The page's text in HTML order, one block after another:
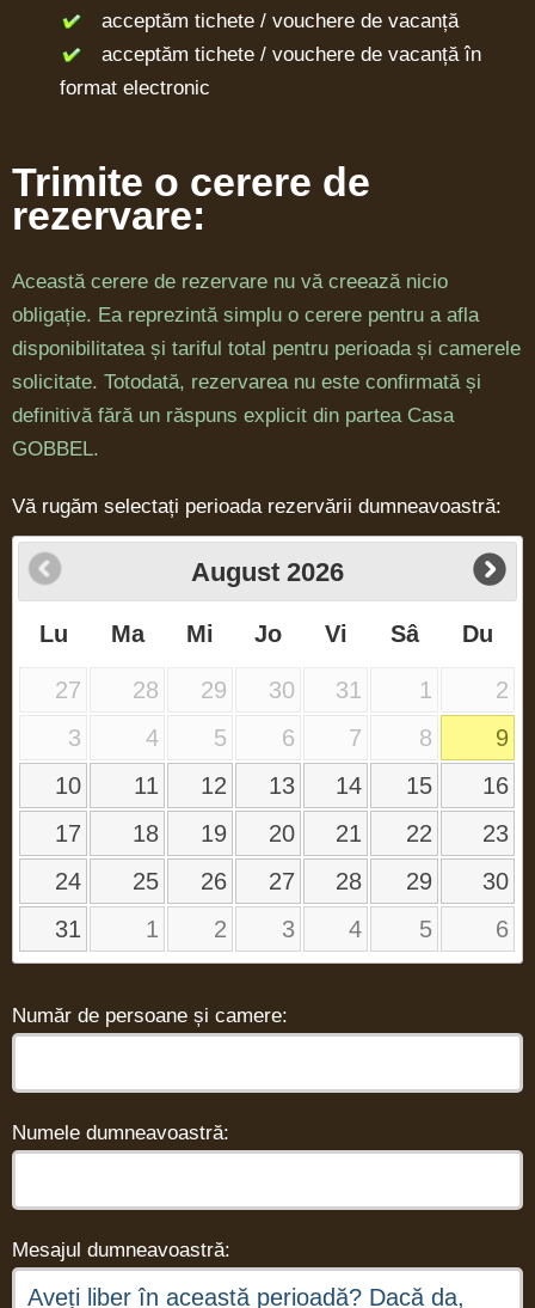
acceptăm tichete / vouchere de vacanță
acceptăm tichete / vouchere de vacanță în
format electronic
Trimite o cerere de
rezervare:
Această cerere de rezervare nu vă creează nicio
obligație. Ea reprezintă simplu o cerere pentru a afla
disponibilitatea și tariful total pentru perioada și camerele
solicitate. Totodată, rezervarea nu este confirmată și
definitivă fără un răspuns explicit din partea Casa
GOBBEL.
Vă rugăm selectați perioada rezervării dumneavoastră:
August 2026
Lu Ma Mi Jo Vi Sâ Du
27 28 29 30 31 1
2
3
4 5 6 7 8
9
10
11 12 13 14 15
16
17
18 19 20 21 22
23
24
25 26 27 28 29
30
31
1 2 3 4 5 6
Număr de persoane și camere:
Numele dumneavoastră:
Mesajul dumneavoastră: